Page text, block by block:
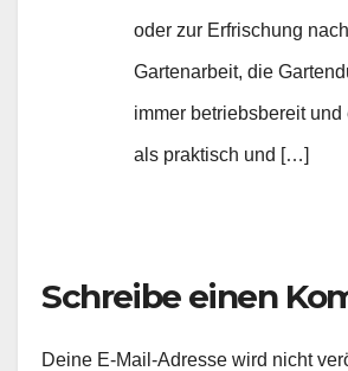
oder zur Erfrischung
Gartenarbeit, die
immer betriebsbereit und
als praktisch und […]
Schreibe einen
Deine E-Mail-Adresse wird nicht